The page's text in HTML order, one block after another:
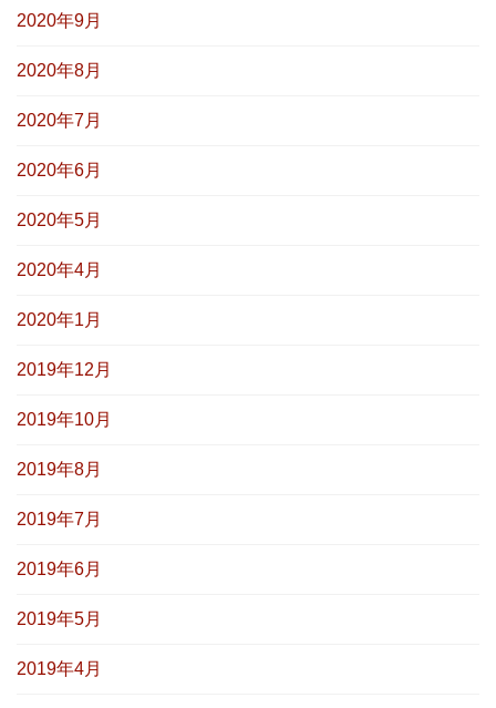
2020年9月
2020年8月
2020年7月
2020年6月
2020年5月
2020年4月
2020年1月
2019年12月
2019年10月
2019年8月
2019年7月
2019年6月
2019年5月
2019年4月